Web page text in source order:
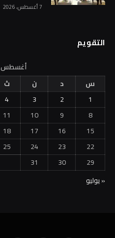
7 أغسطس، 2026
التقويم
أغسطس 2026
س
د ن ث
1
2
3
4
8
9
10
11
15
16
17
18
22
23
24
25
29
30
31
« يوليو